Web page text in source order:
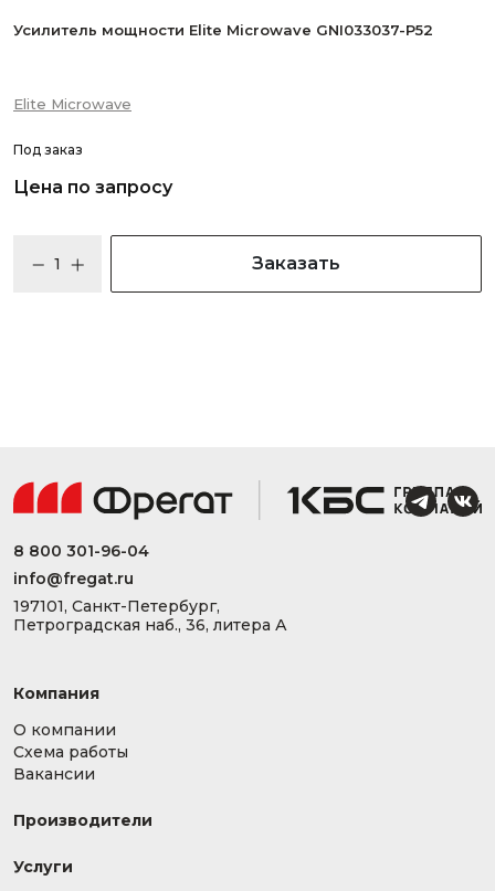
Усилитель мощности Elite Microwave GNI033037-P52
Elite Microwave
Под заказ
Цена по запросу
Заказать
8 800 301-96-04
info@fregat.ru
197101, Санкт-Петербург,
Петроградская наб., 36, литера А
Компания
О компании
Схема работы
Вакансии
Производители
Услуги